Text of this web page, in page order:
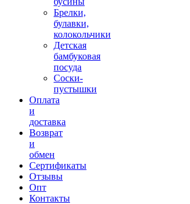
Брелки,
булавки,
колокольчики
Детская
бамбуковая
посуда
Соски-
пустышки
Оплата
и
доставка
Возврат
и
обмен
Сертификаты
Отзывы
Опт
Контакты